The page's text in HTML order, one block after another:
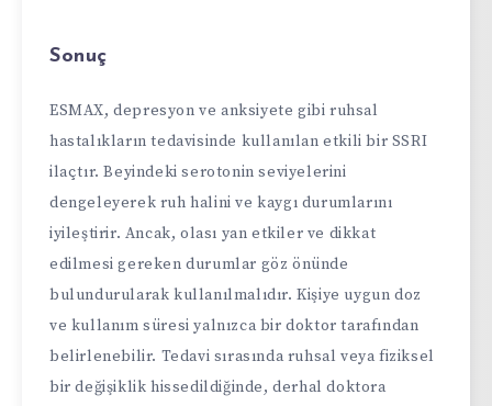
Sonuç
ESMAX, depresyon ve anksiyete gibi ruhsal
hastalıkların tedavisinde kullanılan etkili bir SSRI
ilaçtır. Beyindeki serotonin seviyelerini
dengeleyerek ruh halini ve kaygı durumlarını
iyileştirir. Ancak, olası yan etkiler ve dikkat
edilmesi gereken durumlar göz önünde
bulundurularak kullanılmalıdır. Kişiye uygun doz
ve kullanım süresi yalnızca bir doktor tarafından
belirlenebilir. Tedavi sırasında ruhsal veya fiziksel
bir değişiklik hissedildiğinde, derhal doktora